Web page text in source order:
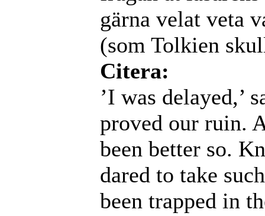
gärna velat veta
(som Tolkien
Citera:
’I was delayed,’
proved our ruin.
been better so.
dared to take
been trapped in